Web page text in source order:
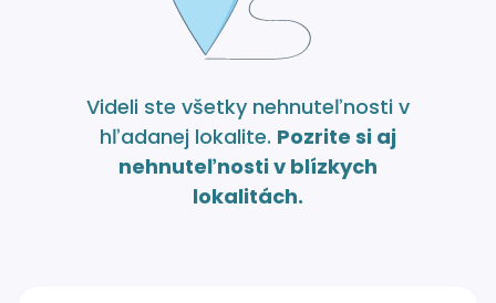
Videli ste všetky nehnuteľnosti v
hľadanej lokalite. Pozrite si aj
nehnuteľnosti v blízkych
lokalitách.